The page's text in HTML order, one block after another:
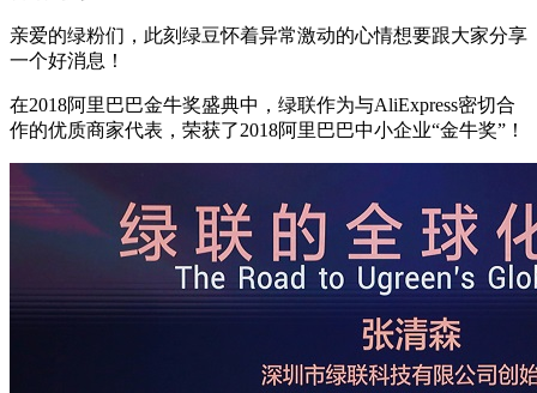
亲爱的绿粉们，此刻绿豆怀着异常激动的心情想要跟大家分享
一个好消息！
在2018阿里巴巴金牛奖盛典中，绿联作为与AliExpress密切合
作的优质商家代表，荣获了2018阿里巴巴中小企业“金牛奖”！